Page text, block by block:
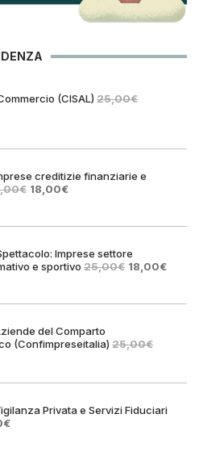
(CISAL) 25,00€
creditizie finanziarie e
€ Il
era:
18,00€Il
è:
Imprese settore
e sportivo 25,00€ Il
era:
18,00€Il
è:
del Comparto
(Confimpreseitalia) 25,00€
Privata e Servizi Fiduciari
€Il